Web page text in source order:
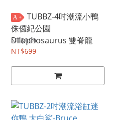
A
TUBBZ-4吋潮流小鴨
侏儸紀公園
Dilophosaurus 雙脊龍
NT$999
NT$699